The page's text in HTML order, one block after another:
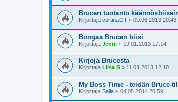
Brucen tuotanto
Kirjoittaja cortinaGT » 09.06.2013 20:43
Bongaa Brucen biisi
Kirjoittaja Jenni » 19.01.2013 17:14
Kirjoja Brucesta
Kirjoittaja Liisa S » 11.01.2013 12:10
My Boss Time - teidän Bruce-
Kirjoittaja Salla » 04.05.2014 20:59